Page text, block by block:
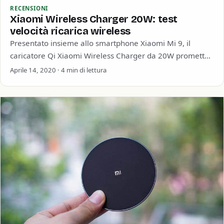
RECENSIONI
Xiaomi Wireless Charger 20W: test
velocità ricarica wireless
Presentato insieme allo smartphone Xiaomi Mi 9, il
caricatore Qi Xiaomi Wireless Charger da 20W promette
di essere molto veloce, ed uno…
Aprile 14, 2020 · 4 min di lettura